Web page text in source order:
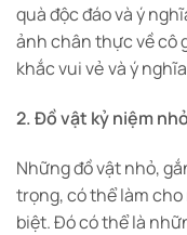
quà độc đáo và ý
ảnh chân thực về cô
khắc vui vẻ và ý
2. Đồ vật kỷ niệm nhỏ
Những đồ vật nhỏ,
trọng, có thể làm
biệt. Đó có thể là